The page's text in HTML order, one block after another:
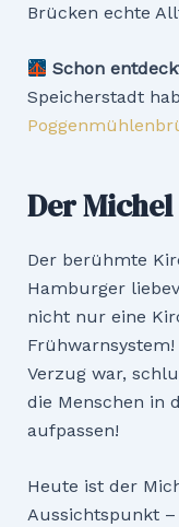
Brücken echte
Schon
Speicherstadt
Der
Der berühmte
Hamburger
nicht nur eine
Verzug war,
die Menschen in
aufpassen!
Heute ist der
Aussichtspunkt –